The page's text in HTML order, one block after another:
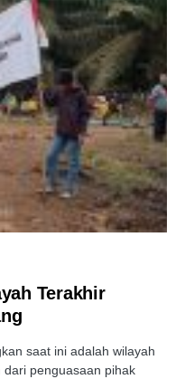
Terakhir
saat ini adalah wilayah
penguasaan pihak